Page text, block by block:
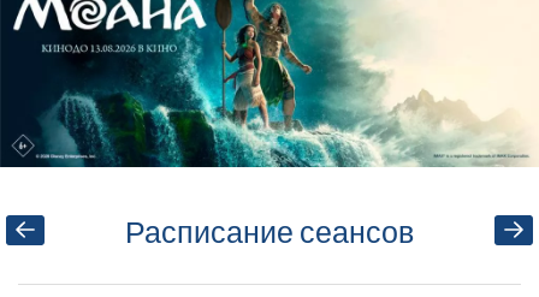
Контакты
Акции и анонсы
Расписание сеансов